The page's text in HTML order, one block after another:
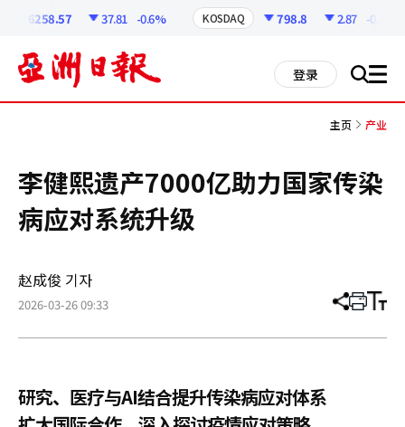
6258.57 37.81 -0.6% KOSDAQ 798.8 2.87 -0.36%
登录 搜 all
主页 产业
李健熙遗产7000亿助力国家传染
病应对系统升级
赵成俊 기자
2026-03-26 09:33 分
章
打 调
小
研究、医疗与AI结合提升传染病应对体系